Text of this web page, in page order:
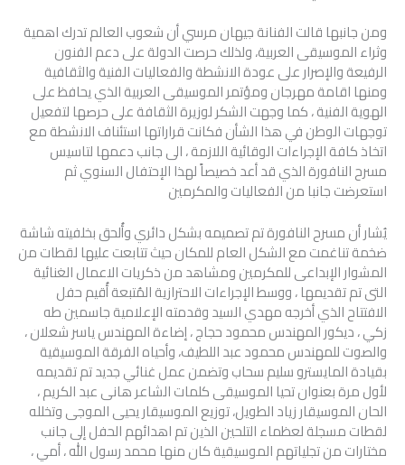
ومن جانبها قالت الفنانة جيهان مرسي أن شعوب العالم تدرك اهمية
وثراء الموسيقى العربية، ولذلك حرصت الدولة على دعم الفنون
الرفيعة والإصرار على عودة الانشطة والفعاليات الفنية والثقافية
ومنها اقامة مهرجان ومؤتمر الموسيقى العربية الذي يحافظ على
الهوية الفنية ، كما وجهت الشكر لوزيرة الثقافة على حرصها لتفعيل
توجهات الوطن في هذا الشأن فكانت قراراتها استئناف الانشطة مع
اتخاذ كافة الإجراءات الوقائية اللازمة ، الى جانب دعمها لتاسيس
مسرح النافورة الذي قد أعد خصيصاً لهذا الإحتفال السنوي ثم
استعرضت جانبا من الفعاليات والمكرمين
يُشار أن مسرح النافورة تم تصميمه بشكل دائري وأُلحق بخلفيته شاشة
ضخمة تناغمت مع الشكل العام للمكان حيث تتابعت عليها لقطات من
المشوار الإبداعى للمكرمين ومشاهد من ذكريات الاعمال الغنائية
التى تم تقديمها ، ووسط الإجراءات الاحترازية المُتبعة أُقيم حفل
الافتتاح الذي أخرجه مهدي السيد وقدمته الإعلامية جاسمين طه
زكي ، ديكور المهندس محمود حجاج ، إضاءة المهندس ياسر شعلان ،
والصوت للمهندس محمود عبد اللطيف، وأحياه الفرقة الموسيقية
بقيادة المايسترو سليم سحاب وتضمن عمل غنائي جديد تم تقديمه
لأول مرة بعنوان تحيا الموسيقى كلمات الشاعر هانى عبد الكريم ،
الحان الموسيقار زياد الطويل، توزيع الموسيقار يحيى الموجى وتخلله
لقطات مسجلة لعظماء التلحين الذين تم اهدائهم الحفل إلى جانب
مختارات من تجلياتهم الموسيقية كان منها محمد رسول الله ، أمي ،